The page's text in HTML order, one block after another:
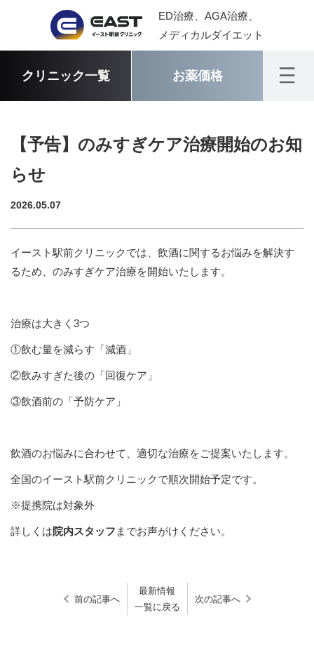
ED治療、AGA治療、
メディカルダイエット
クリニック一覧 お薬価格
【予告】のみすぎケア治療開始のお知
らせ
2026.05.07
イースト駅前クリニックでは、飲酒に関するお悩みを解決す
るため、のみすぎケア治療を開始いたします。
治療は大きく3つ
①飲む量を減らす「減酒」
②飲みすぎた後の「回復ケア」
③飲酒前の「予防ケア」
飲酒のお悩みに合わせて、適切な治療をご提案いたします。
全国のイースト駅前クリニックで順次開始予定です。
※提携院は対象外
詳しくは院内スタッフ までお声がけください。
前の記事へ
最新情報
一覧に戻る
次の記事へ